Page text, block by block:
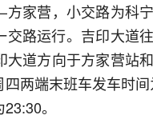
家营，小交路为科
路运行。吉印大道
大道方向于方家营站
两端末班车发车时
。